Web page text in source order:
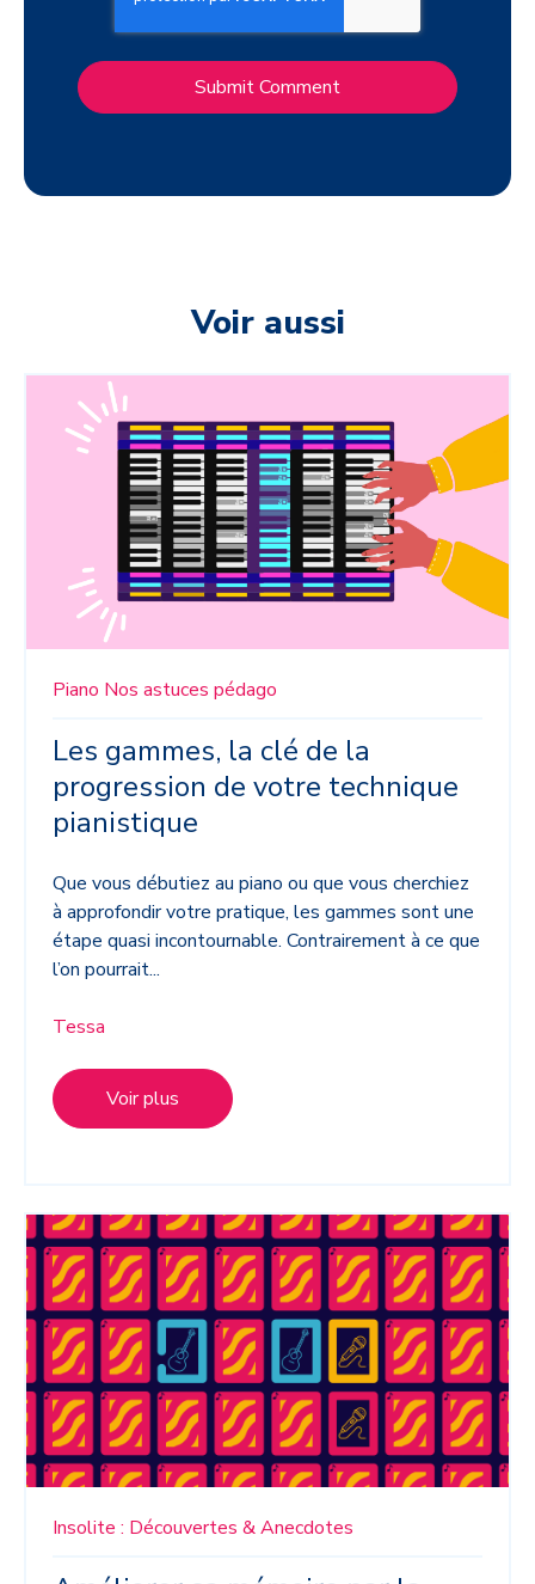
Voir aussi
Piano Nos astuces pédago
Les gammes, la clé de la
progression de votre technique
pianistique
Que vous débutiez au piano ou que vous cherchiez
à approfondir votre pratique, les gammes sont une
étape quasi incontournable. Contrairement à ce que
l’on pourrait...
Tessa
Voir plus
Insolite : Découvertes & Anecdotes